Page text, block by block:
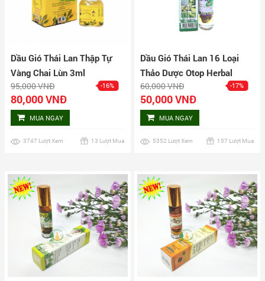
Dầu Gió Thái Lan Thập Tự
Vàng Chai Lùn 3ml
95,000 VNĐ -16%
80,000 VNĐ
MUA NGAY
3747 Lượt Xem 13 Lượt Mua
Dầu Gió Thái Lan 16 Loại
Thảo Dược Otop Herbal
Liquid Balm Yatim Brand
60,000 VNĐ -17%
50,000 VNĐ
MUA NGAY
5352 Lượt Xem 157 Lượt Mua